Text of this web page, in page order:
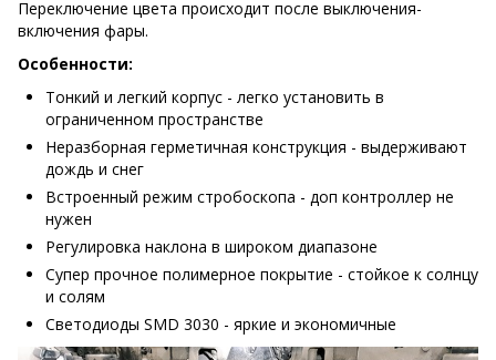
Переключение цвета происходит после выключения-
включения фары.
Особенности:
Тонкий и легкий корпус - легко установить в
ограниченном пространстве
Неразборная герметичная конструкция - выдерживают
дождь и снег
Встроенный режим стробоскопа - доп контроллер не
нужен
Регулировка наклона в широком диапазоне
Супер прочное полимерное покрытие - стойкое к солнцу
и солям
Светодиоды SMD 3030 - яркие и экономичные